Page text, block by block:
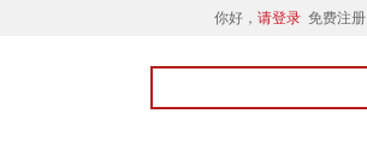
你好， 请登录 免费注册